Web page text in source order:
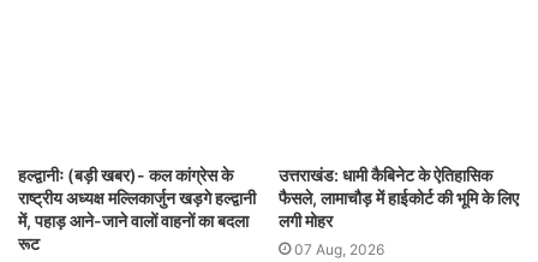
हल्द्वानीः (बड़ी खबर)- कल कांग्रेस के
राष्ट्रीय अध्यक्ष मल्लिकार्जुन खड़गे हल्द्वानी
में, पहाड़ आने-जाने वालों वाहनों का बदला
रूट
उत्तराखंड: धामी कैबिनेट के ऐतिहासिक
फैसले, लामाचौड़ में हाईकोर्ट की भूमि के लिए
लगी मोहर
07 Aug, 2026